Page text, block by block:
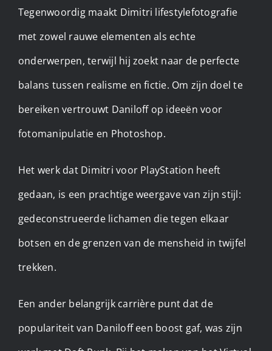
Tegenwoordig maakt Dimitri lifestylefotografie
met zowel rauwe elementen als echte
onderwerpen, terwijl hij zoekt naar de perfecte
balans tussen realisme en fictie. Om zijn doel te
bereiken vertrouwt Daniloff op ideeën voor
fotomanipulatie en Photoshop.
Het werk dat Dimitri voor PlayStation heeft
gedaan, is een prachtige weergave van zijn stijl:
gedeconstrueerde lichamen die tegen elkaar
botsen en de grenzen van de mensheid in twijfel
trekken.
Een ander belangrijk carrière punt dat de
populariteit van Daniloff een boost gaf, was zijn